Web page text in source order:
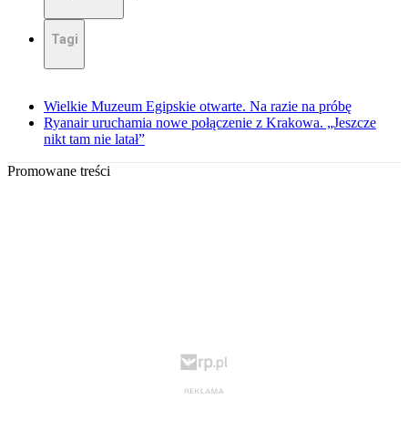
Tagi
Wielkie Muzeum Egipskie otwarte. Na razie na próbę
Ryanair uruchamia nowe połączenie z Krakowa. „Jeszcze
nikt tam nie latał”
Promowane treści